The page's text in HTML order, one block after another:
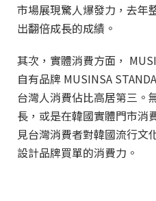
市場展現驚人爆發力，去年
出翻倍成長的成績。
其次，實體消費方面，
自有品牌 MUSINSA
台灣人消費佔比高居第三。
長，或是在韓國實體門市消
見台灣消費者對韓國流行文
設計品牌買單的消費力。